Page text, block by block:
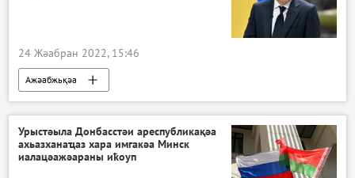
24 Жәабран 2022, 15:46
Ажәабжьқәа
Урыстәыла Донбасстәи ареспубликақәа
ахьазханаҵаз хара имгакәа Минск
иалацәажәараны иҟоуп